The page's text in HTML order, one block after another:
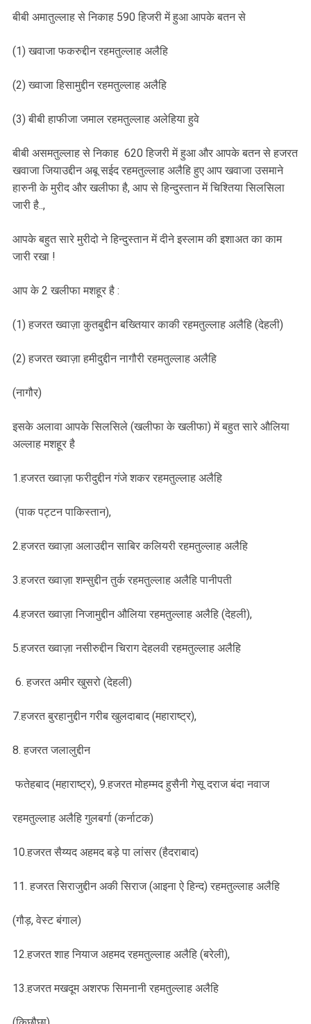
बीबी अमातुल्लाह से निकाह 590 हिजरी में हुआ आपके बतन से
(1) खवाजा फकरुद्दीन रहमतुल्लाह अलैहि
(2) ख्वाजा हिसामुद्दीन रहमतुल्लाह अलैहि
(3) बीबी हाफीजा जमाल रहमतुल्लाह अलेहिया हुवे
बीबी असमतुल्लाह से निकाह 620 हिजरी में हुआ और आपके बतन से हजरत
खवाजा जियाउद्दीन अबू सईद रहमतुल्लाह अलैहि हुए आप खवाजा उसमाने
हारुनी के मुरीद और खलीफा है, आप से हिन्दुस्तान में चिश्तिया सिलसिला
जारी है..,
आपके बहुत सारे मुरीदो ने हिन्दुस्तान में दीने इस्लाम की इशाअत का काम
जारी रखा !
आप के 2 खलीफा मशहूर है :
(1) हजरत ख्वाज़ा कुतबुद्दीन बख्तियार काकी रहमतुल्लाह अलैहि (देहली)
(2) हजरत ख्वाज़ा हमीदुद्दीन नागौरी रहमतुल्लाह अलैहि
(नागौर)
इसके अलावा आपके सिलसिले (खलीफा के खलीफा) में बहुत सारे औलिया
अल्लाह मशहूर है
1.हजरत ख्वाज़ा फरीदुद्दीन गंजे शकर रहमतुल्लाह अलैहि
(पाक पट्टन पाकिस्तान),
2.हजरत ख्वाज़ा अलाउद्दीन साबिर कलियरी रहमतुल्लाह अलैहि
3.हजरत ख्वाज़ा शम्सुद्दीन तुर्क रहमतुल्लाह अलैहि पानीपती
4.हजरत ख्वाज़ा निजामुद्दीन औलिया रहमतुल्लाह अलैहि (देहली),
5.हजरत ख्वाज़ा नसीरुद्दीन चिराग देहलवी रहमतुल्लाह अलैहि
6. हजरत अमीर खुसरो (देहली)
7.हजरत बुरहानुद्दीन गरीब खुलदाबाद (महाराष्ट्र),
8. हजरत जलालुद्दीन
फतेहबाद (महाराष्ट्र), 9.हजरत मोहम्मद हुसैनी गेसू दराज बंदा नवाज
रहमतुल्लाह अलैहि गुलबर्गा (कर्नाटक)
10.हजरत सैय्यद अहमद बड़े पा लांसर (हैदराबाद)
11. हजरत सिराजुद्दीन अकी सिराज (आइना ऐ हिन्द) रहमतुल्लाह अलैहि
(गौड़, वेस्ट बंगाल)
12.हजरत शाह नियाज अहमद रहमतुल्लाह अलैहि (बरेली),
13.हजरत मखदूम अशरफ सिमनानी रहमतुल्लाह अलैहि